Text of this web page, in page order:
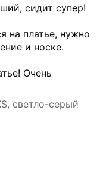
сидит супер!
на платье, нужно
и носке.
Очень
светло-серый